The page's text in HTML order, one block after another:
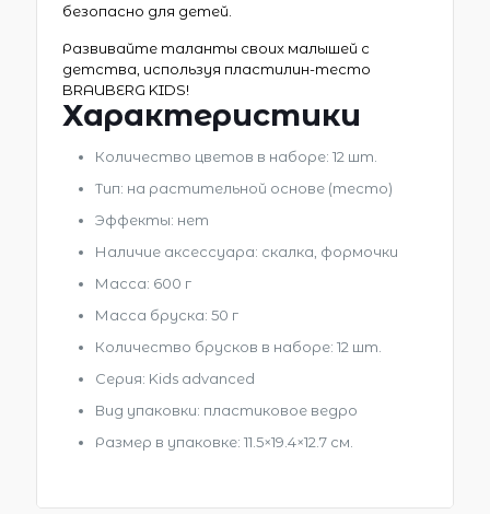
безопасно для детей.
Развивайте таланты своих малышей с
детства, используя пластилин-тесто
BRAUBERG KIDS!
Характеристики
Количество цветов в наборе: 12 шт.
Тип: на растительной основе (тесто)
Эффекты: нет
Наличие аксессуара: скалка, формочки
Масса: 600 г
Масса бруска: 50 г
Количество брусков в наборе: 12 шт.
Серия: Kids advanced
Вид упаковки: пластиковое ведро
Размер в упаковке: 11.5×19.4×12.7 см.